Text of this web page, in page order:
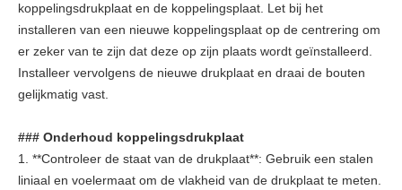
koppelingsdrukplaat en de koppelingsplaat. Let bij het
installeren van een nieuwe koppelingsplaat op de centrering om
er zeker van te zijn dat deze op zijn plaats wordt geïnstalleerd.
Installeer vervolgens de nieuwe drukplaat en draai de bouten
gelijkmatig vast.
### Onderhoud koppelingsdrukplaat
1. **Controleer de staat van de drukplaat**: Gebruik een stalen
liniaal en voelermaat om de vlakheid van de drukplaat te meten.